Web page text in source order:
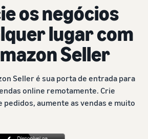
os negócios
lugar com
Seller
Seller é sua porta de entrada para
online remotamente. Crie
aumente as vendas e muito